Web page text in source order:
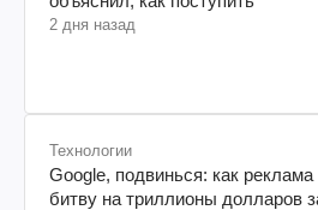
2 дня назад
Технологии
Google, подвинься: как
битву на триллионы долларов